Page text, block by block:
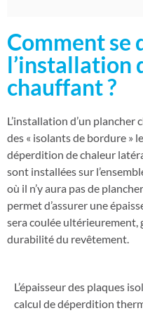
Comment se
l’installation
chauffant ?
L’installation d’un plancher
des « isolants de bordure »
déperdition de chaleur
sont installées sur
où il n’y aura pas de
permet d’assurer une
sera coulée ultérieurement,
durabilité du revêtement.
L’épaisseur des plaques
calcul de déperdition